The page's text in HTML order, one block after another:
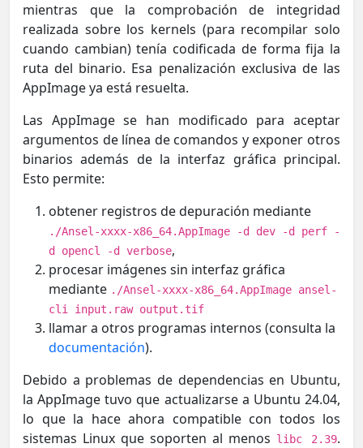
mientras que la comprobación de integridad
realizada sobre los kernels (para recompilar solo
cuando cambian) tenía codificada de forma fija la
ruta del binario. Esa penalización exclusiva de las
AppImage ya está resuelta.
Las AppImage se han modificado para aceptar
argumentos de línea de comandos y exponer otros
binarios además de la interfaz gráfica principal.
Esto permite:
obtener registros de depuración mediante
./Ansel-xxxx-x86_64.AppImage -d dev -d perf -
d opencl -d verbose,
procesar imágenes sin interfaz gráfica
mediante ./Ansel-xxxx-x86_64.AppImage ansel-
cli input.raw output.tif
llamar a otros programas internos (consulta la
documentación).
Debido a problemas de dependencias en Ubuntu,
la AppImage tuvo que actualizarse a Ubuntu 24.04,
lo que la hace ahora compatible con todos los
sistemas Linux que soporten al menos libc 2.39.